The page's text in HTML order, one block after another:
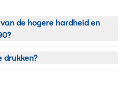
de hogere hardheid en
drukken?